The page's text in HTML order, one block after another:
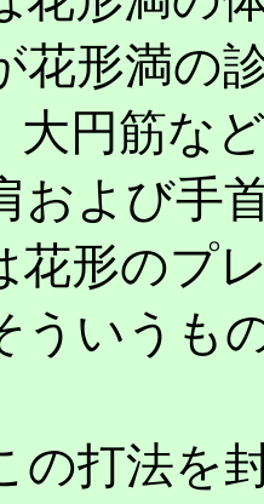
花形満の
大円筋な
よび手
花形のプ
ういうも
打法を